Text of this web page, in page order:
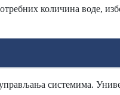
количина воде,
системима.